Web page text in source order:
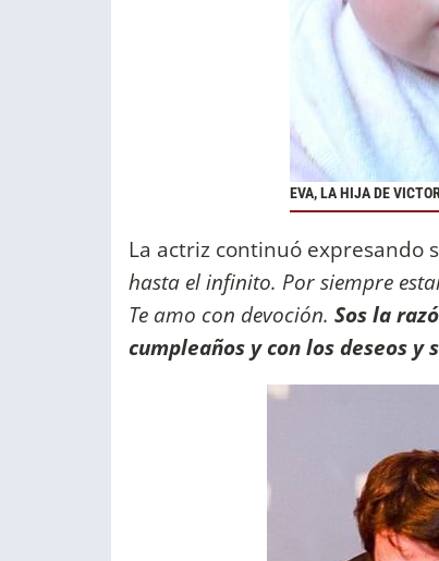
EVA, LA HIJA DE
La actriz continuó expresando
hasta el infinito. Por siempre
Te amo con devoción. Sos la
cumpleaños y con los deseos